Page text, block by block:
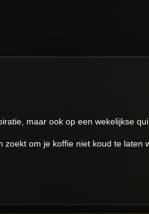
maar ook op een wekelijkse
zoekt om je koffie niet koud te laten